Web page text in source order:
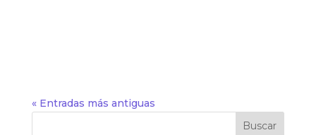
« Entradas más antiguas
Buscar